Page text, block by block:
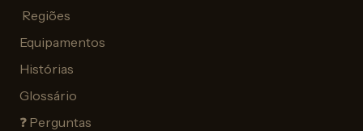
️ Regiões
Equipamentos
Histórias
Glossário
❓ Perguntas